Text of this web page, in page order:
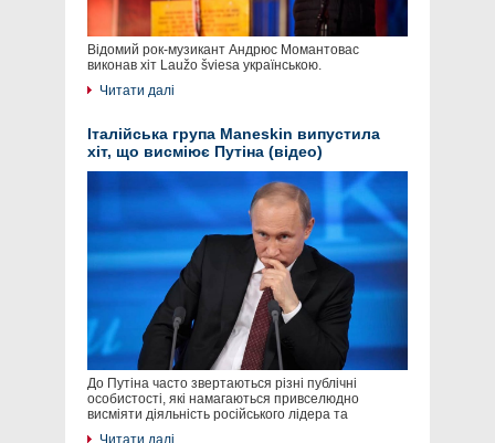
Відомий рок-музикант Андрюс Момантовас
виконав хіт Laužo šviesa українською.
Читати далі
Італійська група Maneskin випустила
хіт, що висміює Путіна (відео)
До Путіна часто звертаються різні публічні
особистості, які намагаються привселюдно
висміяти діяльність російського лідера та